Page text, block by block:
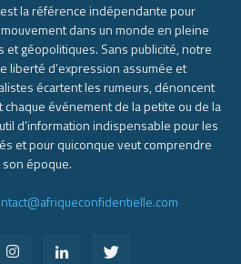
la référence indépendante pour
dans un monde en pleine
et géopolitiques. Sans publicité, notre
liberté d’expression assumée et
écartent les rumeurs, dénoncent
événement de la petite ou de la
d’information indispensable pour les
et pour quiconque veut comprendre
son époque.